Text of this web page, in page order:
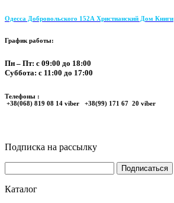
Одесса Добровольского 152А Христианский Дом Книги
График работы:
Пн – Пт: с 09:00 до 18:00
Суббота: с 11:00 до 17:00
Телефоны :
+38(068) 819 08 14 viber +38(99) 171 67 20 viber
Подписка на рассылку
Каталог